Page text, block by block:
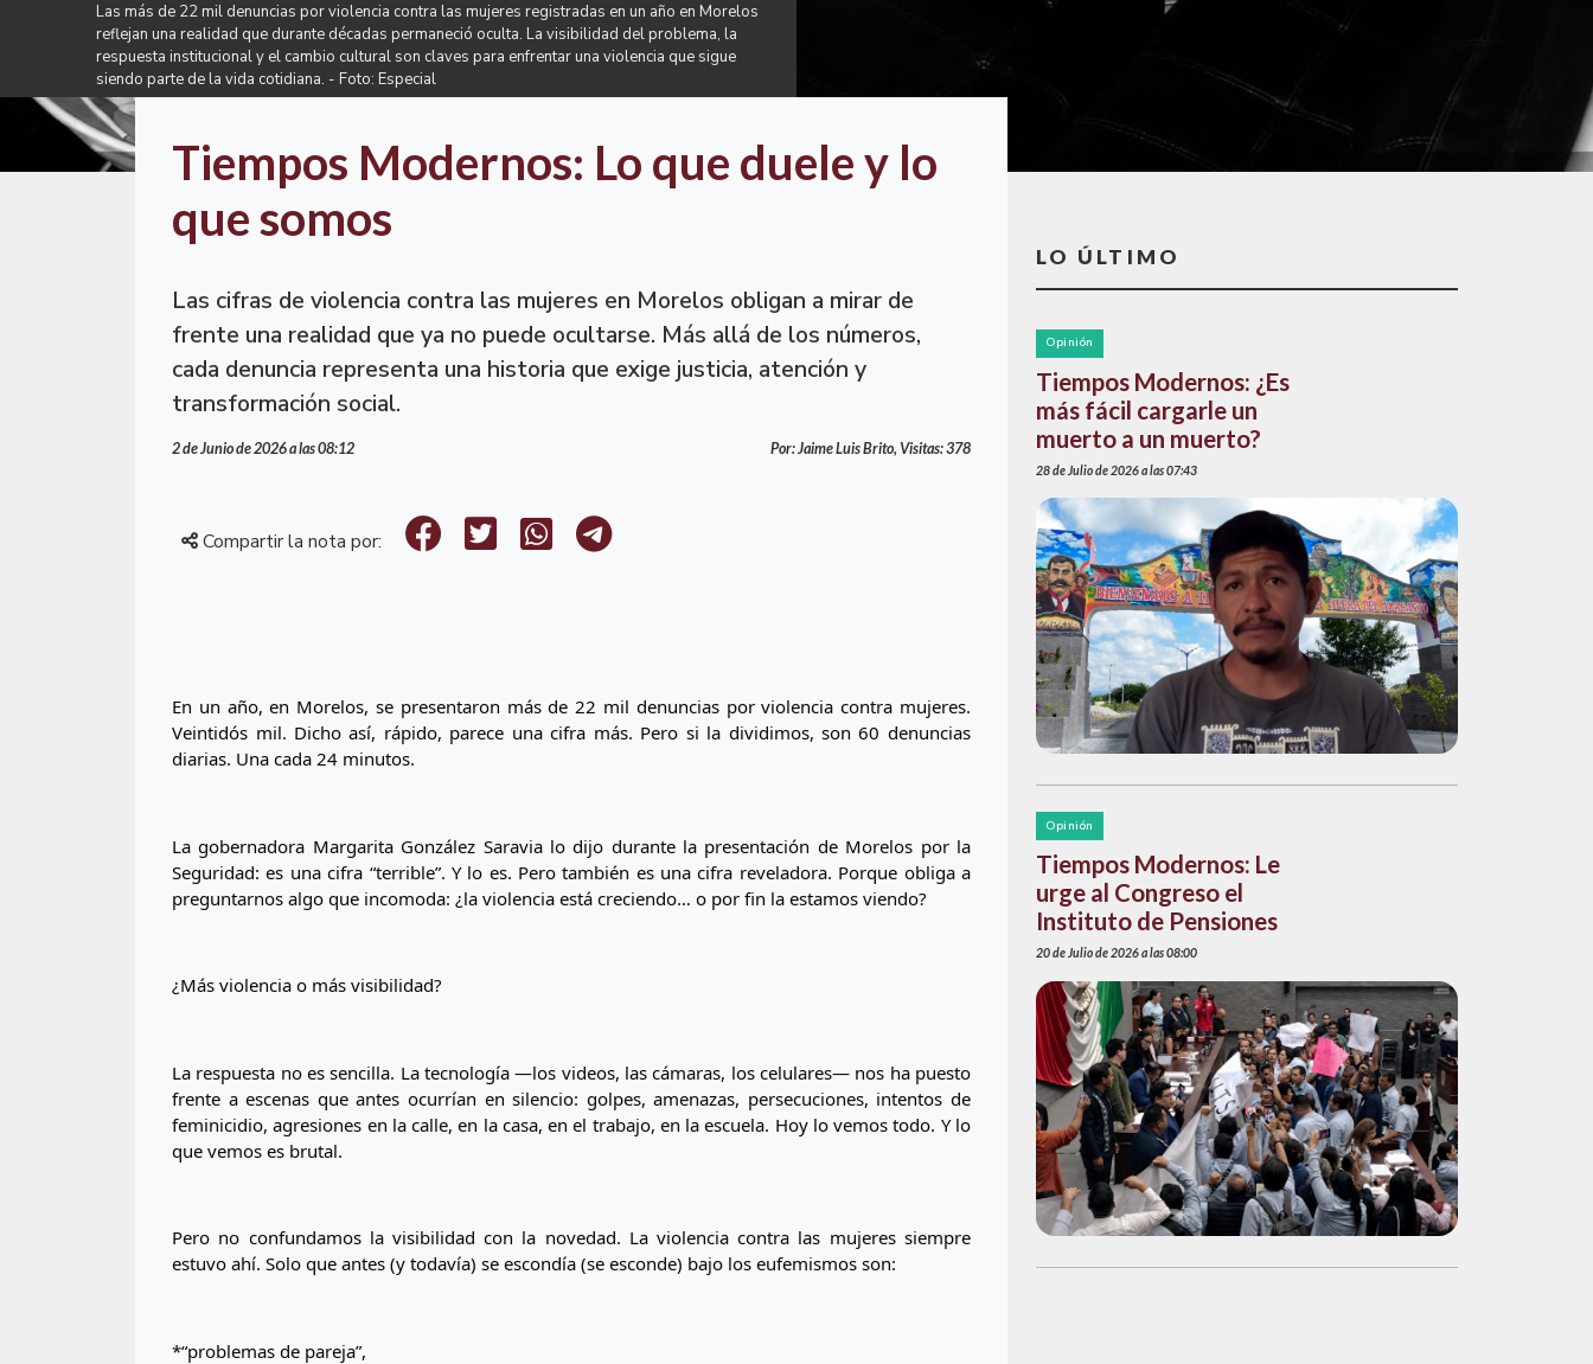
Las más de 22 mil denuncias por violencia contra las mujeres registradas en un año en Morelos
reflejan una realidad que durante décadas permaneció oculta. La visibilidad del problema, la
respuesta institucional y el cambio cultural son claves para enfrentar una violencia que sigue
siendo parte de la vida cotidiana. - Foto: Especial
Tiempos Modernos: Lo que duele y lo
que somos
Las cifras de violencia contra las mujeres en Morelos obligan a mirar de
frente una realidad que ya no puede ocultarse. Más allá de los números,
cada denuncia representa una historia que exige justicia, atención y
transformación social.
2 de Junio de 2026 a las 08:12 Por: Jaime Luis Brito, Visitas: 378
Compartir la nota por:
En un año, en Morelos, se presentaron más de 22 mil denuncias por violencia contra mujeres.
Veintidós mil. Dicho así, rápido, parece una cifra más. Pero si la dividimos, son 60 denuncias
diarias. Una cada 24 minutos.
La gobernadora Margarita González Saravia lo dijo durante la presentación de Morelos por la
Seguridad: es una cifra “terrible”. Y lo es. Pero también es una cifra reveladora. Porque obliga a
preguntarnos algo que incomoda: ¿la violencia está creciendo… o por fin la estamos viendo?
¿Más violencia o más visibilidad?
La respuesta no es sencilla. La tecnología —los videos, las cámaras, los celulares— nos ha puesto
frente a escenas que antes ocurrían en silencio: golpes, amenazas, persecuciones, intentos de
feminicidio, agresiones en la calle, en la casa, en el trabajo, en la escuela. Hoy lo vemos todo. Y lo
que vemos es brutal.
Pero no confundamos la visibilidad con la novedad. La violencia contra las mujeres siempre
estuvo ahí. Solo que antes (y todavía) se escondía (se esconde) bajo los eufemismos son:
*“problemas de pareja”,
LO ÚLTIMO
Opinión
Tiempos Modernos: ¿Es
más fácil cargarle un
muerto a un muerto?
28 de Julio de 2026 a las 07:43
Opinión
Tiempos Modernos: Le
urge al Congreso el
Instituto de Pensiones
20 de Julio de 2026 a las 08:00